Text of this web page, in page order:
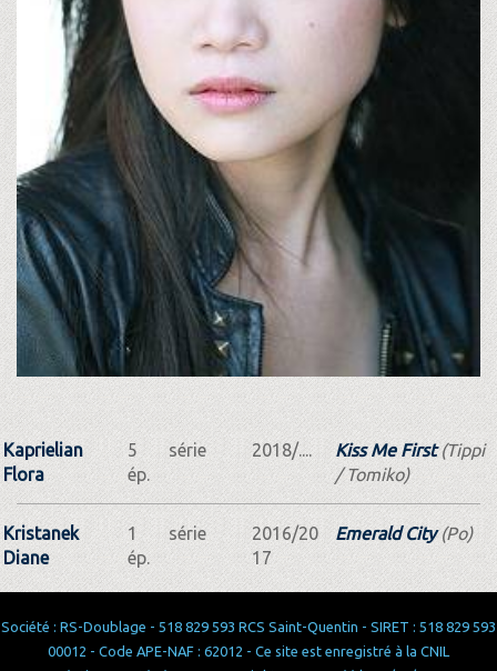
Kaprielian
Flora
5
ép.
série 2018/.... Kiss Me First(Tippi
/ Tomiko)
Kristanek
Diane
1
ép.
série
2016/20
17
Emerald City(Po)
Société : RS-Doublage - 518 829 593 RCS Saint-Quentin - SIRET : 518 829 593
00012 - Code APE-NAF : 62012 - Ce site est enregistré à la CNIL